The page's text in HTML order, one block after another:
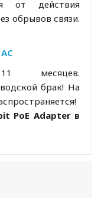
от действия
обрывов связи.
месяцев.
брак! На
PoE Adapter в